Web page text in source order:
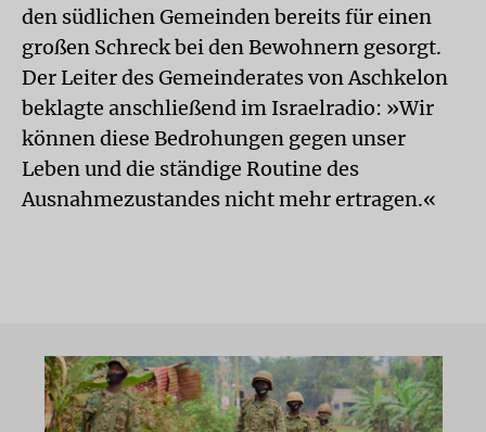
den südlichen Gemeinden bereits für einen
großen Schreck bei den Bewohnern gesorgt.
Der Leiter des Gemeinderates von Aschkelon
beklagte anschließend im Israelradio: »Wir
können diese Bedrohungen gegen unser
Leben und die ständige Routine des
Ausnahmezustandes nicht mehr ertragen.«